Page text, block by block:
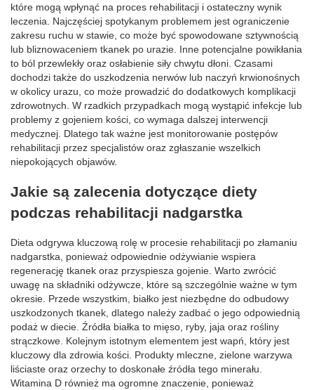
które mogą wpłynąć na proces rehabilitacji i ostateczny wynik
leczenia. Najczęściej spotykanym problemem jest ograniczenie
zakresu ruchu w stawie, co może być spowodowane sztywnością
lub bliznowaceniem tkanek po urazie. Inne potencjalne powikłania
to ból przewlekły oraz osłabienie siły chwytu dłoni. Czasami
dochodzi także do uszkodzenia nerwów lub naczyń krwionośnych
w okolicy urazu, co może prowadzić do dodatkowych komplikacji
zdrowotnych. W rzadkich przypadkach mogą wystąpić infekcje lub
problemy z gojeniem kości, co wymaga dalszej interwencji
medycznej. Dlatego tak ważne jest monitorowanie postępów
rehabilitacji przez specjalistów oraz zgłaszanie wszelkich
niepokojących objawów.
Jakie są zalecenia dotyczące diety
podczas rehabilitacji nadgarstka
Dieta odgrywa kluczową rolę w procesie rehabilitacji po złamaniu
nadgarstka, ponieważ odpowiednie odżywianie wspiera
regenerację tkanek oraz przyspiesza gojenie. Warto zwrócić
uwagę na składniki odżywcze, które są szczególnie ważne w tym
okresie. Przede wszystkim, białko jest niezbędne do odbudowy
uszkodzonych tkanek, dlatego należy zadbać o jego odpowiednią
podaż w diecie. Źródła białka to mięso, ryby, jaja oraz rośliny
strączkowe. Kolejnym istotnym elementem jest wapń, który jest
kluczowy dla zdrowia kości. Produkty mleczne, zielone warzywa
liściaste oraz orzechy to doskonałe źródła tego minerału.
Witamina D również ma ogromne znaczenie, ponieważ